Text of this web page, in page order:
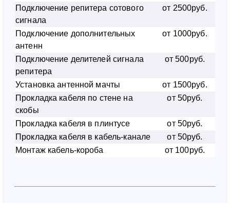
Подключение репитера сотового
сигнала
от 2500руб.
Подключение дополнительных
антенн
от 1000руб.
Подключение делителей сигнала
репитера
от 500руб.
Установка антенной мачты
от 1500руб.
Прокладка кабеля по стене на
скобы
от 50руб.
Прокладка кабеля в плинтусе
от 50руб.
Прокладка кабеля в кабель-канале
от 50руб.
Монтаж кабель-короба
от 100руб.